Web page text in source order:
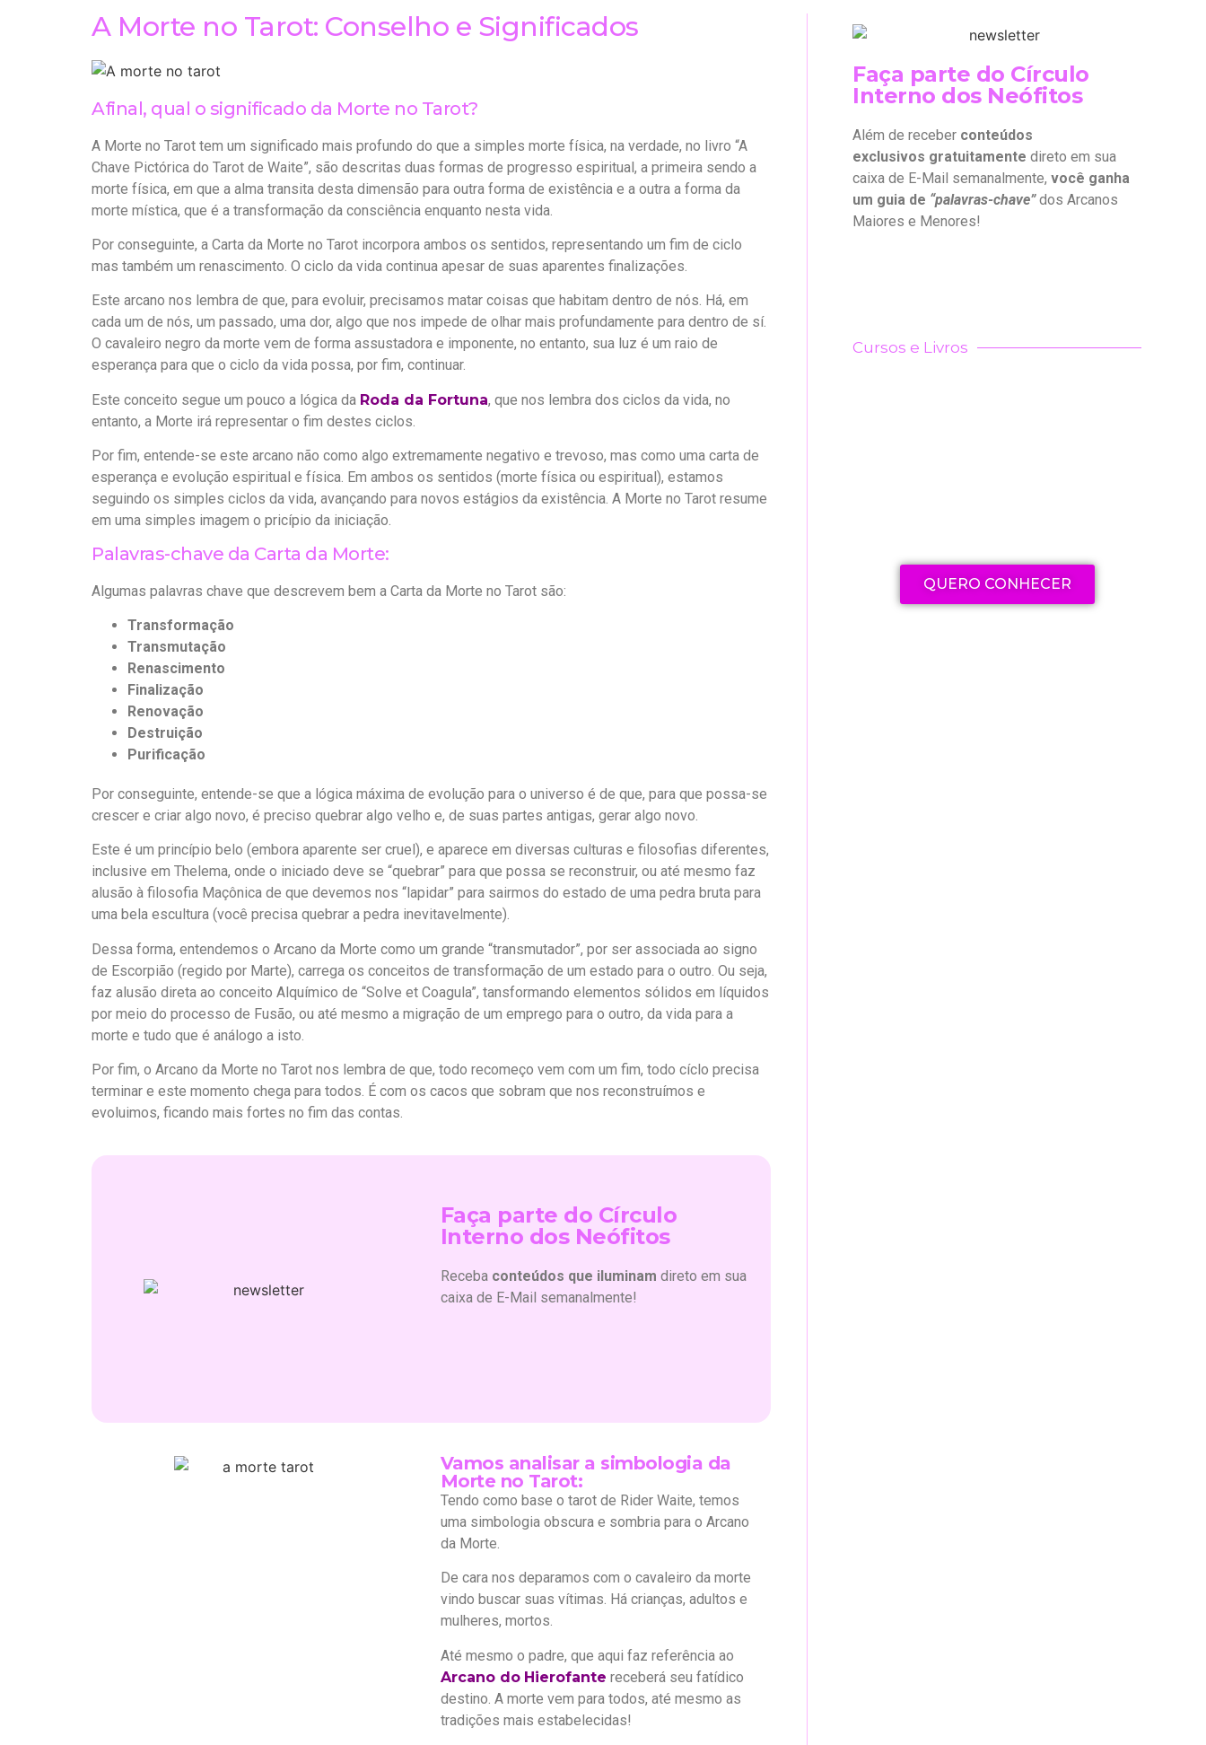
A Morte no Tarot: Conselho e Significados
Afinal, qual o significado da Morte no Tarot?
A Morte no Tarot tem um significado mais profundo do que a simples morte física, na verdade, no livro “A
Chave Pictórica do Tarot de Waite”, são descritas duas formas de progresso espiritual, a primeira sendo a
morte física, em que a alma transita desta dimensão para outra forma de existência e a outra a forma da
morte mística, que é a transformação da consciência enquanto nesta vida.
Por conseguinte, a Carta da Morte no Tarot incorpora ambos os sentidos, representando um fim de ciclo
mas também um renascimento. O ciclo da vida continua apesar de suas aparentes finalizações.
Este arcano nos lembra de que, para evoluir, precisamos matar coisas que habitam dentro de nós. Há, em
cada um de nós, um passado, uma dor, algo que nos impede de olhar mais profundamente para dentro de sí.
O cavaleiro negro da morte vem de forma assustadora e imponente, no entanto, sua luz é um raio de
esperança para que o ciclo da vida possa, por fim, continuar.
Este conceito segue um pouco a lógica da Roda da Fortuna, que nos lembra dos ciclos da vida, no
entanto, a Morte irá representar o fim destes ciclos.
Por fim, entende-se este arcano não como algo extremamente negativo e trevoso, mas como uma carta de
esperança e evolução espiritual e física. Em ambos os sentidos (morte física ou espiritual), estamos
seguindo os simples ciclos da vida, avançando para novos estágios da existência. A Morte no Tarot resume
em uma simples imagem o pricípio da iniciação.
Palavras-chave da Carta da Morte:
Algumas palavras chave que descrevem bem a Carta da Morte no Tarot são:
Transformação
Transmutação
Renascimento
Finalização
Renovação
Destruição
Purificação
Por conseguinte, entende-se que a lógica máxima de evolução para o universo é de que, para que possa-se
crescer e criar algo novo, é preciso quebrar algo velho e, de suas partes antigas, gerar algo novo.
Este é um princípio belo (embora aparente ser cruel), e aparece em diversas culturas e filosofias diferentes,
inclusive em Thelema, onde o iniciado deve se “quebrar” para que possa se reconstruir, ou até mesmo faz
alusão à filosofia Maçônica de que devemos nos “lapidar” para sairmos do estado de uma pedra bruta para
uma bela escultura (você precisa quebrar a pedra inevitavelmente).
Dessa forma, entendemos o Arcano da Morte como um grande “transmutador”, por ser associada ao signo
de Escorpião (regido por Marte), carrega os conceitos de transformação de um estado para o outro. Ou seja,
faz alusão direta ao conceito Alquímico de “Solve et Coagula”, tansformando elementos sólidos em líquidos
por meio do processo de Fusão, ou até mesmo a migração de um emprego para o outro, da vida para a
morte e tudo que é análogo a isto.
Por fim, o Arcano da Morte no Tarot nos lembra de que, todo recomeço vem com um fim, todo cíclo precisa
terminar e este momento chega para todos. É com os cacos que sobram que nos reconstruímos e
evoluimos, ficando mais fortes no fim das contas.
Faça parte do Círculo
Interno dos Neófitos
Receba conteúdos que iluminam direto em sua
caixa de E-Mail semanalmente!
Vamos analisar a simbologia da
Morte no Tarot:
Tendo como base o tarot de Rider Waite, temos
uma simbologia obscura e sombria para o Arcano
da Morte.
De cara nos deparamos com o cavaleiro da morte
vindo buscar suas vítimas. Há crianças, adultos e
mulheres, mortos.
Até mesmo o padre, que aqui faz referência ao
Arcano do Hierofante receberá seu fatídico
destino. A morte vem para todos, até mesmo as
tradições mais estabelecidas!
Faça parte do Círculo
Interno dos Neófitos
Além de receber conteúdos
exclusivos gratuitamente direto em sua
caixa de E-Mail semanalmente, você ganha
um guia de “palavras-chave”dos Arcanos
Maiores e Menores!
Cursos e Livros
QUERO CONHECER